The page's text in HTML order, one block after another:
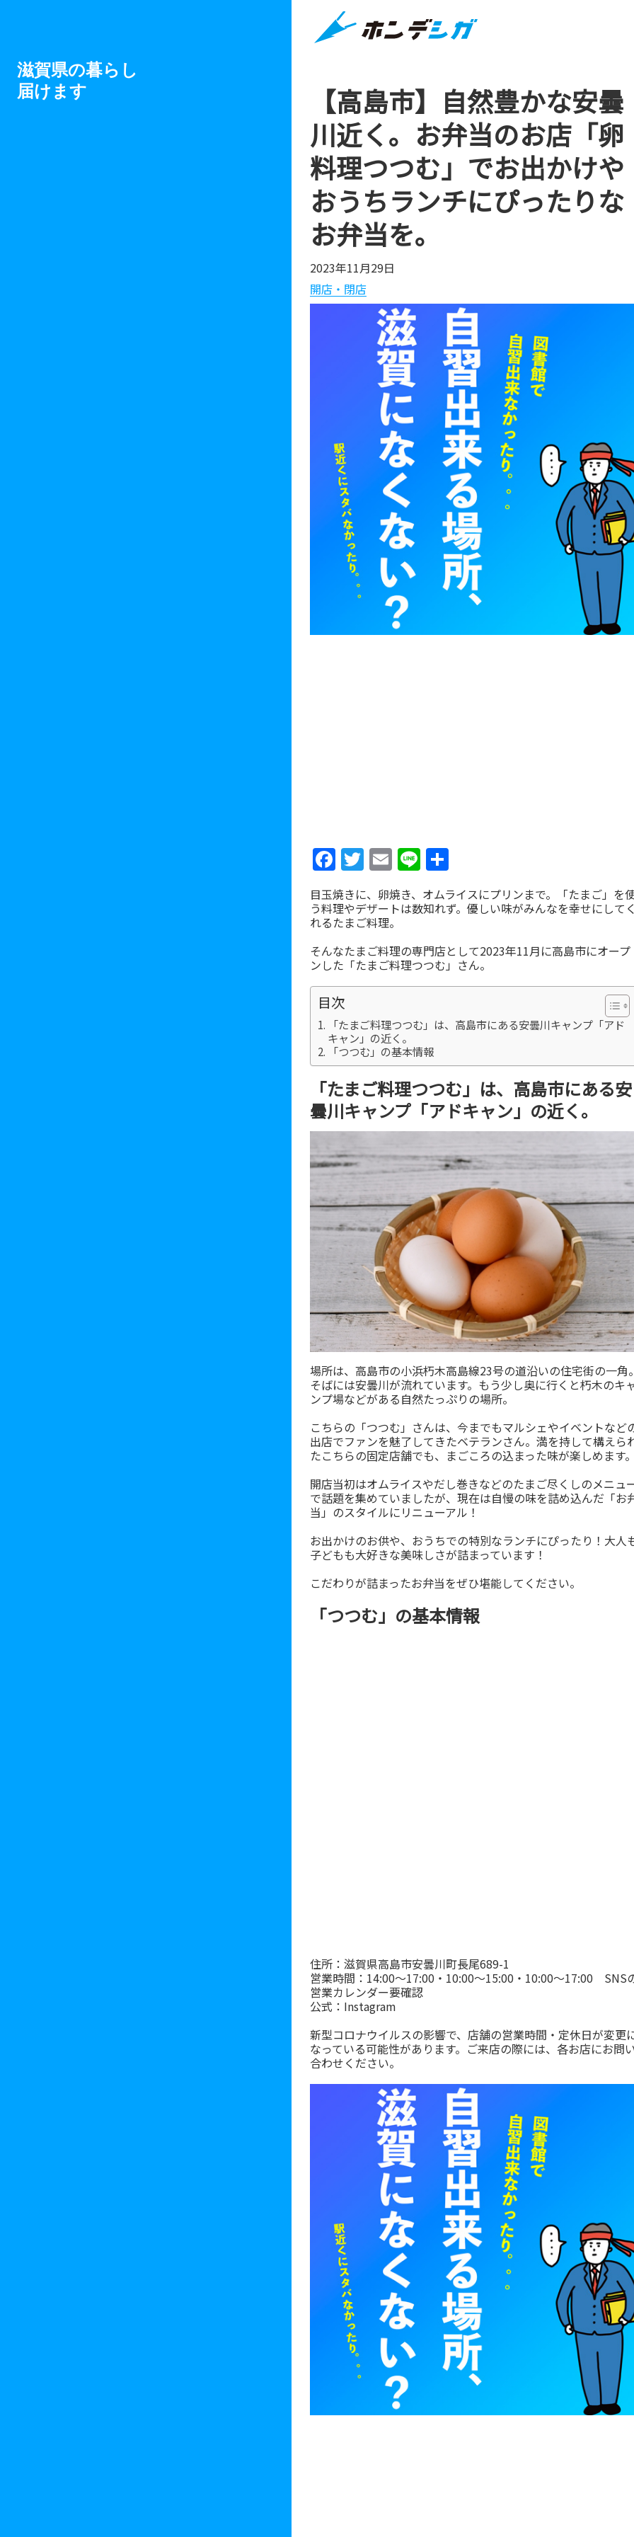
【高島市】自然豊かな安曇
川近く。お弁当のお店「卵
料理つつむ」でお出かけや
おうちランチにぴったりな
お弁当を。
2023年11月29日
開店・閉店
Facebook
Twitter
Email
Line
有
目玉焼きに、卵焼き、オムライスにプリンまで。「たまご」を
う料理やデザートは数知れず。優しい味がみんなを幸せにして
れるたまご料理。
そんなたまご料理の専門店として2023年11月に高島市にオープ
ンした「たまご料理つつむ」さん。
目次
「たまご料理つつむ」は、高島市にある安曇川キャンプ「アド
キャン」の近く。
「つつむ」の基本情報
「たまご料理つつむ」は、高島市にある安
曇川キャンプ「アドキャン」の近く。
場所は、高島市の小浜朽木高島線23号の道沿いの住宅街の一角
そばには安曇川が流れています。もう少し奥に行くと朽木のキ
ンプ場などがある自然たっぷりの場所。
こちらの「つつむ」さんは、今までもマルシェやイベントなど
出店でファンを魅了してきたベテランさん。満を持して構えら
たこちらの固定店舗でも、まごころの込まった味が楽しめます
開店当初はオムライスやだし巻きなどのたまご尽くしのメニュ
で話題を集めていましたが、現在は自慢の味を詰め込んだ「お
当」のスタイルにリニューアル！
お出かけのお供や、おうちでの特別なランチにぴったり！大人
子どもも大好きな美味しさが詰まっています！
こだわりが詰まったお弁当をぜひ堪能してください。
「つつむ」の基本情報
住所：滋賀県高島市安曇川町長尾689-1
営業時間：14:00～17:00・10:00～15:00・10:00～17:00 SNS
営業カレンダー要確認
公式： Instagram
新型コロナウイルスの影響で、店舗の営業時間・定休日が変更
なっている可能性があります。ご来店の際には、各お店にお問
合わせください。
滋賀県の暮らし
届けます